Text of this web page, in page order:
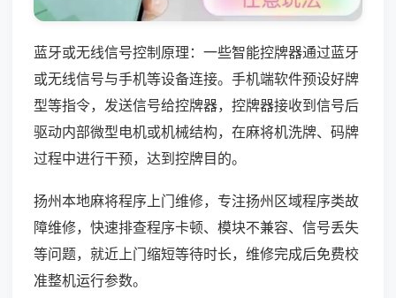
蓝牙或无线信号控制原理：一些智能控牌器通过蓝牙
或无线信号与手机等设备连接。手机端软件预设好牌
型等指令，发送信号给控牌器，控牌器接收到信号后
驱动内部微型电机或机械结构，在麻将机洗牌、码牌
过程中进行干预，达到控牌目的。
扬州本地麻将程序上门维修，专注扬州区域程序类故
障维修，快速排查程序卡顿、模块不兼容、信号丢失
等问题，就近上门缩短等待时长，维修完成后免费校
准整机运行参数。